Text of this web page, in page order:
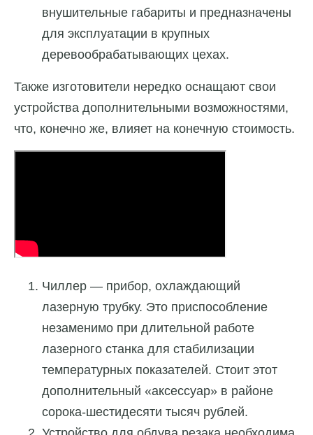
внушительные габариты и предназначены
для эксплуатации в крупных
деревообрабатывающих цехах.
Также изготовители нередко оснащают свои
устройства дополнительными возможностями,
что, конечно же, влияет на конечную стоимость.
Чиллер — прибор, охлаждающий
лазерную трубку. Это приспособление
незаменимо при длительной работе
лазерного станка для стабилизации
температурных показателей. Стоит этот
дополнительный «аксессуар» в районе
сорока-шестидесяти тысяч рублей.